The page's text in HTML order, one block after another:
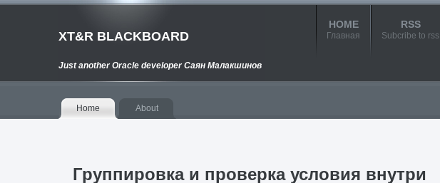
XT&R BLACKBOARD
Just another Oracle developer Саян Малакшинов
HOME
Главная
RSS
Subcribe to rss
Home About
Группировка и проверка условия внутри